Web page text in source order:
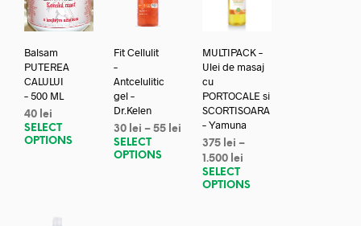
Balsam
PUTEREA
CALULUI
– 500 ML
40 lei
SELECT
OPTIONS
Fit Cellulit
–
Antcelulitic
gel –
Dr.Kelen
30 lei – 55 lei
SELECT
OPTIONS
MULTIPACK –
Ulei de masaj
cu
PORTOCALE si
SCORTISOARA
– Yamuna
375 lei –
1.500 lei
SELECT
OPTIONS